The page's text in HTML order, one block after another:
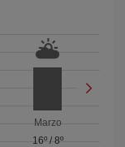
Marzo
16º/ 8º